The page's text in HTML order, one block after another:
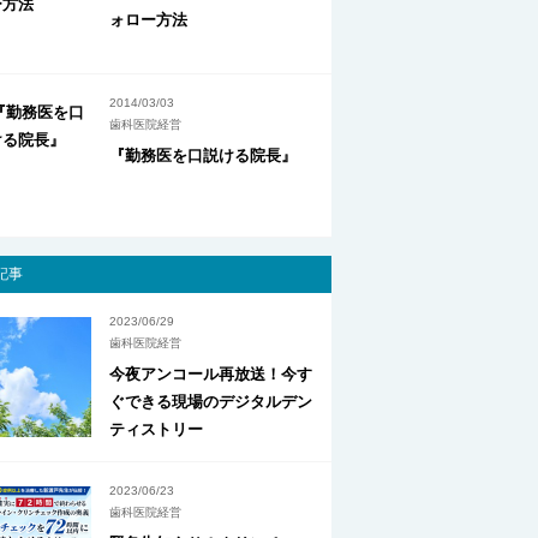
ォロー方法
2014/03/03
歯科医院経営
『勤務医を口説ける院長』
事
2023/06/29
歯科医院経営
今夜アンコール再放送！今す
ぐできる現場のデジタルデン
ティストリー
2023/06/23
歯科医院経営